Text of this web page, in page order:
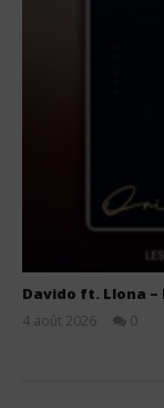
Davido ft. Llona
4 août 2026
0